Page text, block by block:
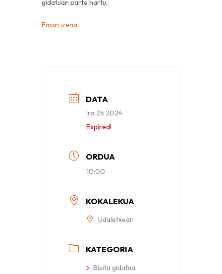
gidatuan parte hartu.
Eman izena
DATA
Ira 26 2024
Expired!
ORDUA
10:00
KOKALEKUA
Udaletxean
KATEGORIA
Bisita gidatua